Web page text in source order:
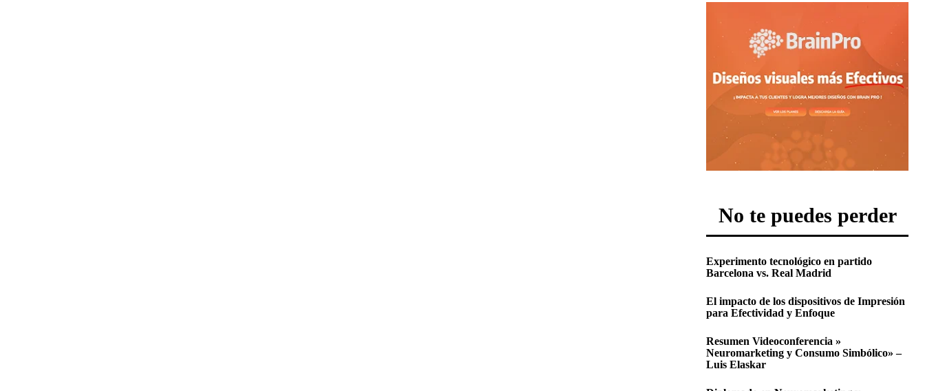
No te puedes perder
Experimento tecnológico en partido
Barcelona vs. Real Madrid
El impacto de los dispositivos de Impresión
para Efectividad y Enfoque
Resumen Videoconferencia »
Neuromarketing y Consumo Simbólico» –
Luis Elaskar